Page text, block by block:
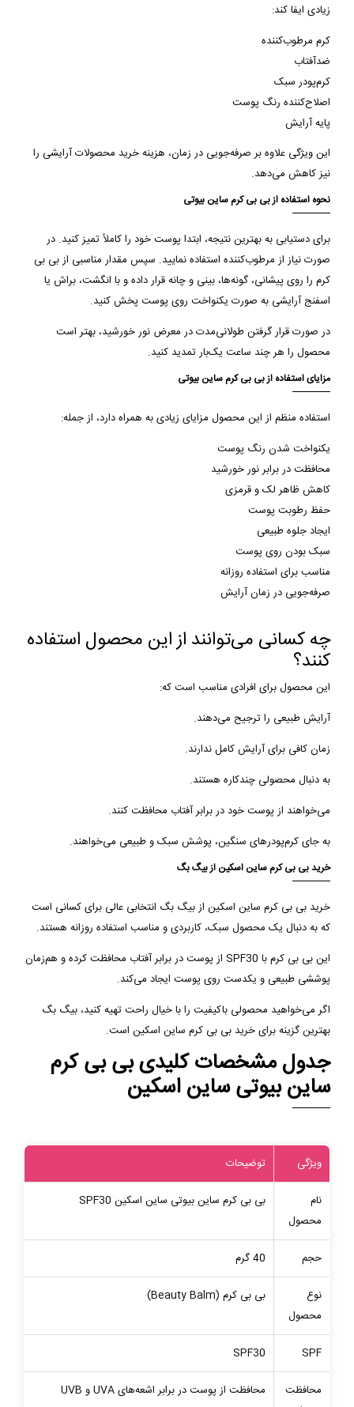
زیادی ایفا کند:
کرم مرطوب‌کننده
ضدآفتاب
کرم‌پودر سبک
اصلاح‌کننده رنگ پوست
پایه آرایش
این ویژگی علاوه بر صرفه‌جویی در زمان، هزینه خرید محصولات آرایشی را
نیز کاهش می‌دهد.
نحوه استفاده از بی بی کرم ساین بیوتی
برای دستیابی به بهترین نتیجه، ابتدا پوست خود را کاملاً تمیز کنید. در
صورت نیاز از مرطوب‌کننده استفاده نمایید. سپس مقدار مناسبی از بی بی
کرم را روی پیشانی، گونه‌ها، بینی و چانه قرار داده و با انگشت، براش یا
اسفنج آرایشی به صورت یکنواخت روی پوست پخش کنید.
در صورت قرار گرفتن طولانی‌مدت در معرض نور خورشید، بهتر است
محصول را هر چند ساعت یک‌بار تمدید کنید.
مزایای استفاده از بی بی کرم ساین بیوتی
استفاده منظم از این محصول مزایای زیادی به همراه دارد، از جمله:
یکنواخت شدن رنگ پوست
محافظت در برابر نور خورشید
کاهش ظاهر لک و قرمزی
حفظ رطوبت پوست
ایجاد جلوه طبیعی
سبک بودن روی پوست
مناسب برای استفاده روزانه
صرفه‌جویی در زمان آرایش
چه کسانی می‌توانند از این محصول استفاده
کنند؟
این محصول برای افرادی مناسب است که:
آرایش طبیعی را ترجیح می‌دهند.
زمان کافی برای آرایش کامل ندارند.
به دنبال محصولی چندکاره هستند.
می‌خواهند از پوست خود در برابر آفتاب محافظت کنند.
به جای کرم‌پودرهای سنگین، پوشش سبک و طبیعی می‌خواهند.
خرید بی بی کرم ساین اسکین از بیگ بگ
خرید بی بی کرم ساین اسکین از بیگ بگ انتخابی عالی برای کسانی است
که به دنبال یک محصول سبک، کاربردی و مناسب استفاده روزانه هستند.
این بی بی کرم با SPF30 از پوست در برابر آفتاب محافظت کرده و هم‌زمان
پوششی طبیعی و یکدست روی پوست ایجاد می‌کند.
اگر می‌خواهید محصولی باکیفیت را با خیال راحت تهیه کنید، بیگ بگ
بهترین گزینه برای خرید بی بی کرم ساین اسکین است.
جدول مشخصات کلیدی بی بی کرم
ساین بیوتی ساین اسکین
ویژگی توضیحات
نام
محصول
بی بی کرم ساین بیوتی ساین اسکین SPF30
حجم 40 گرم
نوع
محصول
بی بی کرم (Beauty Balm)
SPF
SPF30
محافظت
محافظت از پوست در برابر اشعه‌های UVA و UVB